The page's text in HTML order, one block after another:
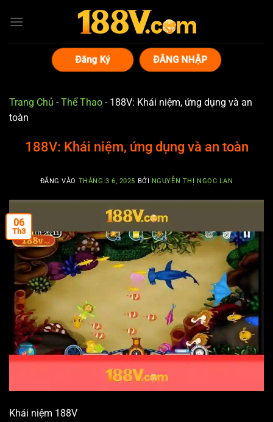
qua
Đăng Ký ĐĂNG NHẬP
Trang Chủ -Thể Thao - 188V: Khái niệm, ứng dụng và an
toàn
188V: Khái niệm, ứng dụng và an toàn
ĐĂNG VÀO THÁNG 3 6, 2025 BỞI NGUYỄN THỊ NGỌC LAN
06
Th3
Khái niệm 188V